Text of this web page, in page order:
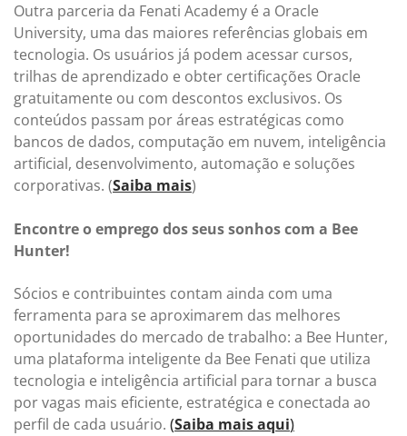
Outra parceria da Fenati Academy é a Oracle
University, uma das maiores referências globais em
tecnologia. Os usuários já podem acessar cursos,
trilhas de aprendizado e obter certificações Oracle
gratuitamente ou com descontos exclusivos. Os
conteúdos passam por áreas estratégicas como
bancos de dados, computação em nuvem, inteligência
artificial, desenvolvimento, automação e soluções
corporativas. (Saiba mais)
Encontre o emprego dos seus sonhos com a Bee
Hunter!
Sócios e contribuintes contam ainda com uma
ferramenta para se aproximarem das melhores
oportunidades do mercado de trabalho: a Bee Hunter,
uma plataforma inteligente da Bee Fenati que utiliza
tecnologia e inteligência artificial para tornar a busca
por vagas mais eficiente, estratégica e conectada ao
perfil de cada usuário. (Saiba mais aqui)